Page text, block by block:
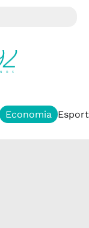
Economia